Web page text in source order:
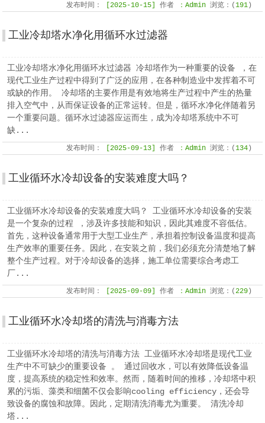
发布时间： [2025-10-15] 作者 ：Admin浏览：(191)
工业冷却塔水净化用循环水过滤器
工业冷却塔水净化用循环水过滤器 冷却塔作为一种重要的设备 ，在
现代工业生产过程中得到了广泛的应用，在各种制造业中发挥着不可
或缺的作用。 冷却塔的主要作用是有效地将生产过程中产生的热量
排入空气中，从而保证设备的正常运转。但是，循环水净化伴随着另
一个重要问题。循环水过滤器应运而生，成为冷却塔系统中不可
缺...
发布时间： [2025-09-13] 作者 ：Admin浏览：(134)
工业循环水冷却设备的安装难度大吗？
工业循环水冷却设备的安装难度大吗？ 工业循环水冷却设备的安装
是一个复杂的过程 ，涉及许多技能和知识，因此其难度不容低估。
首先，这种设备通常用于大型工业生产，承担着控制设备温度和提高
生产效率的重要任务。因此，在安装之前，我们必须充分清楚地了解
整个生产过程。对于冷却设备的选择，施工单位需要综合考虑工
厂...
发布时间： [2025-09-09] 作者 ：Admin浏览：(229)
工业循环水冷却塔的清洗与消毒方法
工业循环水冷却塔的清洗与消毒方法 工业循环水冷却塔是现代工业
生产中不可缺少的重要设备 。 通过回收水，可以有效降低设备温
度，提高系统的稳定性和效率。然而，随着时间的推移，冷却塔中积
累的污垢、藻类和细菌不仅会影响cooling efficiency，还会导
致设备的腐蚀和故障。因此，定期清洗消毒尤为重要。 清洗冷却
塔...